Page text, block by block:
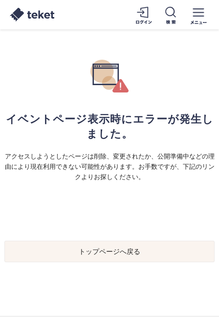
イベントページ表示時にエラーが発生し
ました。
アクセスしようとしたページは削除、変更されたか、公開準備中などの理
由により現在利用できない可能性があります。お手数ですが、下記のリン
クよりお探しください。
トップページへ戻る